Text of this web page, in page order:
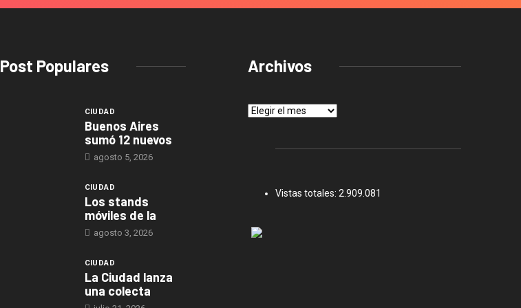
Post Populares
CIUDAD
Buenos Aires
sumó 12 nuevos
agosto 5, 2026
CIUDAD
Los stands
móviles de la
agosto 3, 2026
CIUDAD
La Ciudad lanza
una colecta
Archivos
Archivos
Vistas totales: 2.909.081